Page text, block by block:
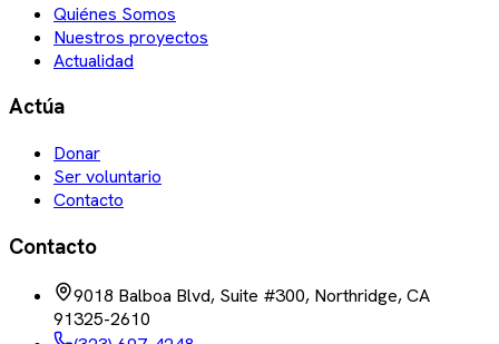
Quiénes Somos
Nuestros proyectos
Actualidad
Actúa
Donar
Ser voluntario
Contacto
Contacto
9018 Balboa Blvd, Suite #300, Northridge, CA
91325-2610